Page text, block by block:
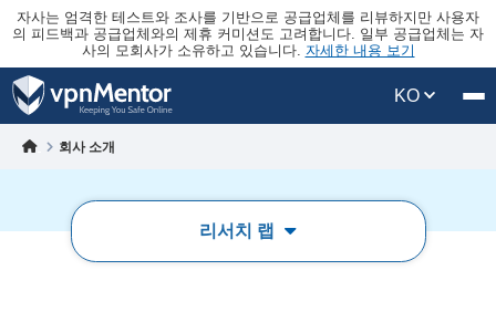
자사는 엄격한 테스트와 조사를 기반으로 공급업체를 리뷰하지만 사용자
의 피드백과 공급업체와의 제휴 커미션도 고려합니다. 일부 공급업체는 자
사의 모회사가 소유하고 있습니다. 자세한 내용 보기
KO
회사 소개
리서치 랩